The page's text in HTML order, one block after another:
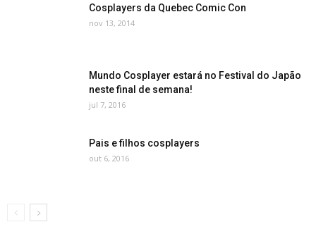
Cosplayers da Quebec Comic Con
nov 13, 2014
Mundo Cosplayer estará no Festival do Japão
neste final de semana!
jul 7, 2016
Pais e filhos cosplayers
out 6, 2016